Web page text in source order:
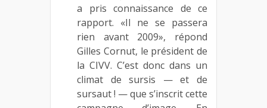
a pris connaissance de ce
rapport. «Il ne se passera
rien avant 2009», répond
Gilles Cornut, le président de
la CIVV. C’est donc dans un
climat de sursis — et de
sursaut ! — que s’inscrit cette